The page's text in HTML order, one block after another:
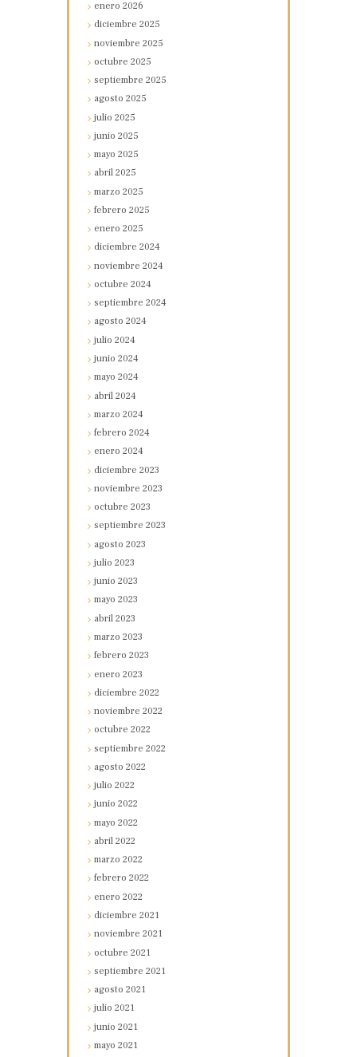
enero2026
diciembre2025
noviembre2025
octubre2025
septiembre2025
agosto2025
julio2025
junio2025
mayo2025
abril2025
marzo2025
febrero2025
enero2025
diciembre2024
noviembre2024
octubre2024
septiembre2024
agosto2024
julio2024
junio2024
mayo2024
abril2024
marzo2024
febrero2024
enero2024
diciembre2023
noviembre2023
octubre2023
septiembre2023
agosto2023
julio2023
junio2023
mayo2023
abril2023
marzo2023
febrero2023
enero2023
diciembre2022
noviembre2022
octubre2022
septiembre2022
agosto2022
julio2022
junio2022
mayo2022
abril2022
marzo2022
febrero2022
enero2022
diciembre2021
noviembre2021
octubre2021
septiembre2021
agosto2021
julio2021
junio2021
mayo2021